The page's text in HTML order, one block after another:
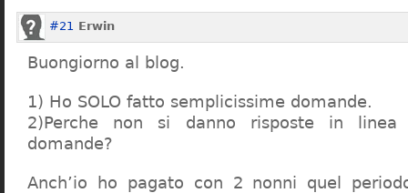
#21 Erwin
Buongiorno al blog.
1) Ho SOLO fatto semplicissime domande.
2)Perche non si danno risposte in
domande?
Anch’io ho pagato con 2 nonni quel